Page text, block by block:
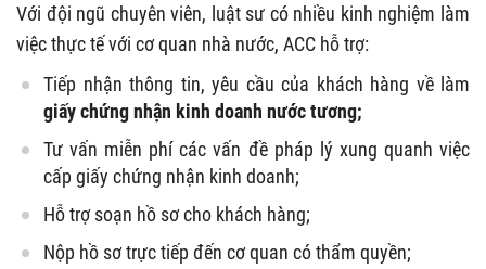
Với đội ngũ chuyên viên, luật sư có nhiều kinh nghiệm làm
việc thực tế với cơ quan nhà nước, ACC hỗ trợ:
Tiếp nhận thông tin, yêu cầu của khách hàng về làm
giấy chứng nhận kinh doanh nước tương;
Tư vấn miễn phí các vấn đề pháp lý xung quanh việc
cấp giấy chứng nhận kinh doanh;
Hỗ trợ soạn hồ sơ cho khách hàng;
Nộp hồ sơ trực tiếp đến cơ quan có thẩm quyền;